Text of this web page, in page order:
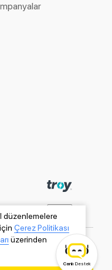
düzenlemelere
Çerez Politikası
üzerinden
Canlı Destek